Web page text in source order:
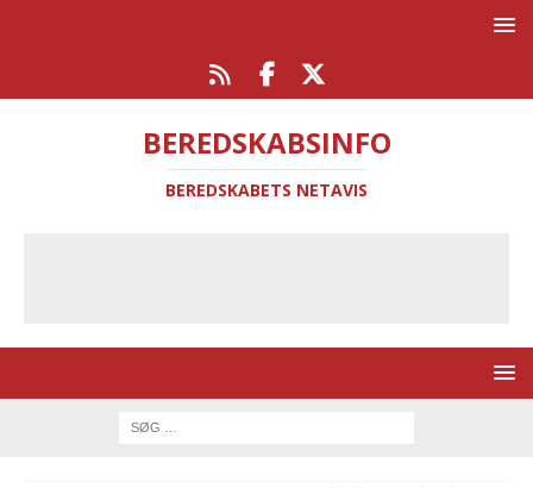
BEREDSKABSINFO
BEREDSKABETS NETAVIS